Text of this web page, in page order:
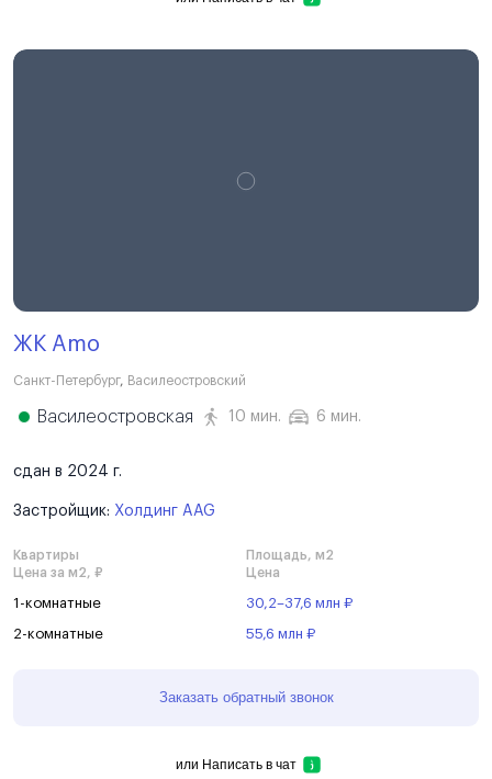
ЖК Amo
Санкт-Петербург, Василеостровский
Василеостровская 10 мин. 6 мин.
сдан в 2024 г.
Застройщик: Холдинг AAG
Квартиры
Площадь, м2
Цена за м2, ₽
Цена
1-комнатные 30,2–37,6 млн ₽
2-комнатные 55,6 млн ₽
Заказать обратный звонок
или Написать в чат